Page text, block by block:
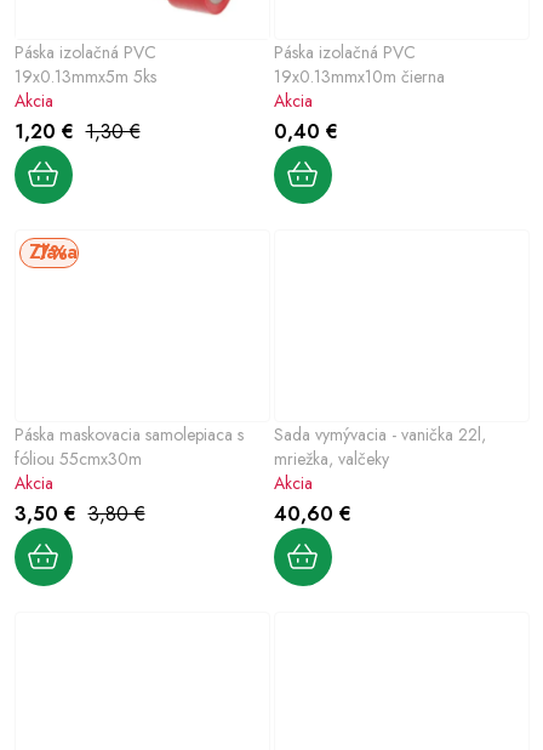
Páska izolačná PVC
19x0.13mmx5m 5ks
1,20 € 1,30 €
Akcia
Páska izolačná PVC
19x0.13mmx10m čierna
0,40 €
Akcia
Páska maskovacia samolepiaca s
fóliou 55cmx30m
7%
3,50 € 3,80 €
Akcia
Sada vymývacia - vanička 22l,
mriežka, valčeky
40,60 €
Akcia